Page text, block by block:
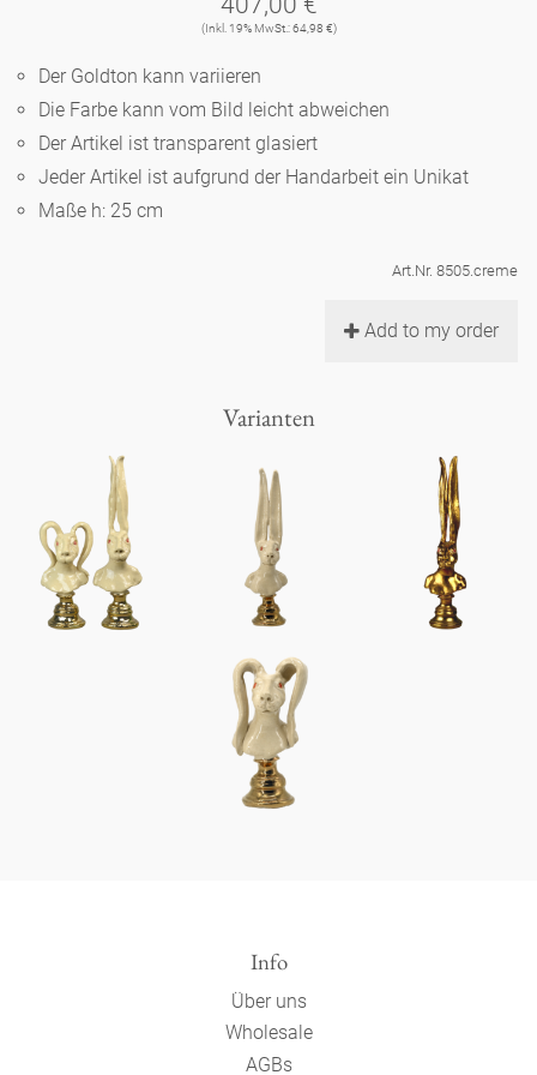
Porzellan
Ozean
klassische Musiker
zeitgenössische Musiker
Espressotassen 'Glam'
Runde Teller - weiß
Ovale Teller - weiß
Ovale Teller 'de Luxe'
Lange Teller 'de Luxe'
Noël
Teekanne
Vasen 'de Luxe'
Vasen
Fressnapf
Goldener Käfig
Korb 'de Luxe'
Schalen 'de Luxe'
Bad
Schnickschnack
Räucherstäbchenhalter
Spielen
Besteck
Figuren
noch mehr Figuren
(Inkl. 19% MwSt.: 64,98 €)
Der Goldton kann variieren
Die Farbe kann vom Bild leicht abweichen
Der Artikel ist transparent glasiert
Jeder Artikel ist aufgrund der Handarbeit ein Unikat
Maße h: 25 cm
Art.Nr. 8505.creme
Add to my order
Varianten
Info
Über uns
Wholesale
AGBs